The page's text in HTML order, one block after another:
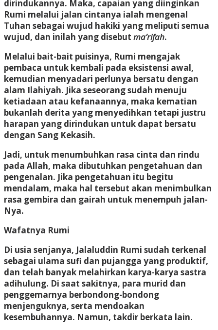
dirindukannya. Maka, capaian yang diinginkan
Rumi melalui jalan cintanya ialah mengenal
Tuhan sebagai wujud hakiki yang meliputi semua
wujud, dan inilah yang disebut ma’rifah.
Melalui bait-bait puisinya, Rumi mengajak
pembaca untuk kembali pada eksistensi awal,
kemudian menyadari perlunya bersatu dengan
alam Ilahiyah. Jika seseorang sudah menuju
ketiadaan atau kefanaannya, maka kematian
bukanlah derita yang menyedihkan tetapi justru
harapan yang dirindukan untuk dapat bersatu
dengan Sang Kekasih.
Jadi, untuk menumbuhkan rasa cinta dan rindu
pada Allah, maka dibutuhkan pengetahuan dan
pengenalan. Jika pengetahuan itu begitu
mendalam, maka hal tersebut akan menimbulkan
rasa gembira dan gairah untuk menempuh jalan-
Nya.
Wafatnya Rumi
Di usia senjanya, Jalaluddin Rumi sudah terkenal
sebagai ulama sufi dan pujangga yang produktif,
dan telah banyak melahirkan karya-karya sastra
adihulung. Di saat sakitnya, para murid dan
penggemarnya berbondong-bondong
menjenguknya, serta mendoakan
kesembuhannya. Namun, takdir berkata lain.